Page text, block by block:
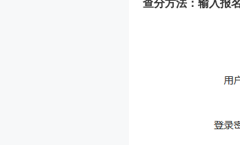
查分方法：输入报